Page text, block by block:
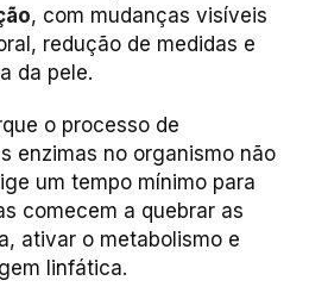
, com mudanças visíveis
redução de medidas e
da pele.
o processo de
enzimas no organismo não
um tempo mínimo para
comecem a quebrar as
ativar o metabolismo e
linfática.